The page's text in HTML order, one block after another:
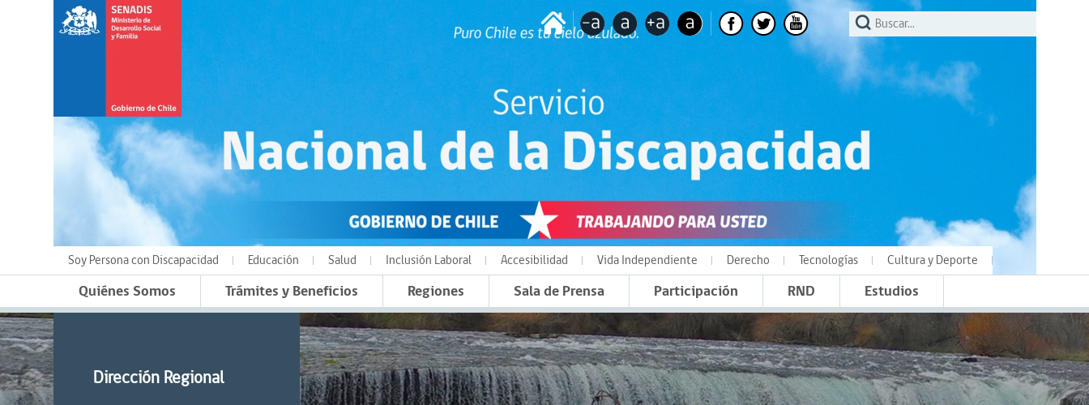
Soy Persona con Discapacidad Educación Salud Inclusión Laboral Accesibilidad Vida Independiente Derecho Tecnologías Cultura y Deporte
Quiénes Somos Trámites y Beneficios Regiones Sala de Prensa Participación RND Estudios
Dirección Regional